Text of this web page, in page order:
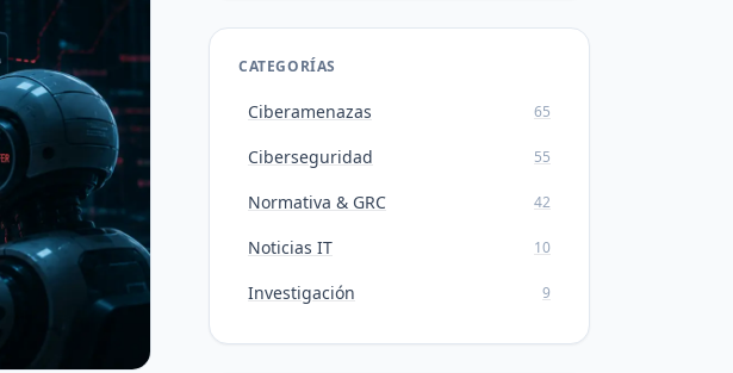
CATEGORÍAS
Ciberamenazas 65
Ciberseguridad 55
Normativa & GRC 42
Noticias IT 10
Investigación 9